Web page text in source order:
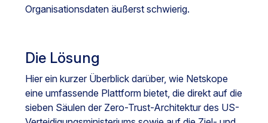
Organisationsdaten äußerst schwierig.
Die Lösung
Hier ein kurzer Überblick darüber, wie Netskope
eine umfassende Plattform bietet, die direkt auf die
sieben Säulen der Zero-Trust-Architektur des US-